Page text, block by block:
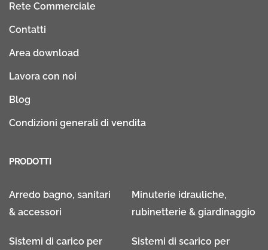
Rete Commerciale
Contatti
Area download
Lavora con noi
Blog
Condizioni generali di vendita
PRODOTTI
Arredo bagno, sanitari
& accessori
Minuterie idrauliche,
rubinetterie & giardinaggio
Sistemi di carico per
Sistemi di scarico per